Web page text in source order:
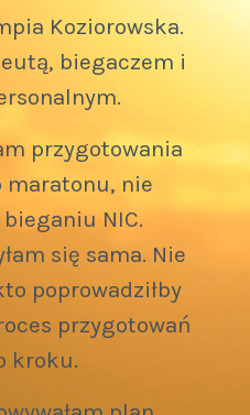
Koziorowska.
biegaczem i
przygotowania
maratonu, nie
NIC.
się sama. Nie
poprowadziłby
przygotowań
kroku.